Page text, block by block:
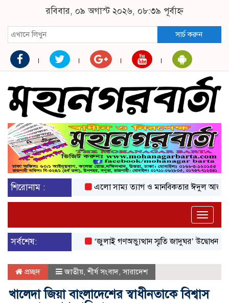
রবিবার, ০৯ অগাস্ট ২০২৬, ০৮:৩৯ পূর্বাহ্ন
সার্চ করুন
শিরোনাম : এলো সাম্য ত্যাগ ও মানবিকতার ঈদুল আজহা
Toggle
সর্বশেষ:
‘জুলাই গণঅভ্যুত্থান স্মৃতি জাদুঘর’ উদ্বোধন করলেন
প্রচ্ছদ জাতীয়,শীর্ষ সংবাদ,সারাদেশ
খালেদা জিয়া বাংলাদেশের স্বাধীনতাকে বিশ্বাস